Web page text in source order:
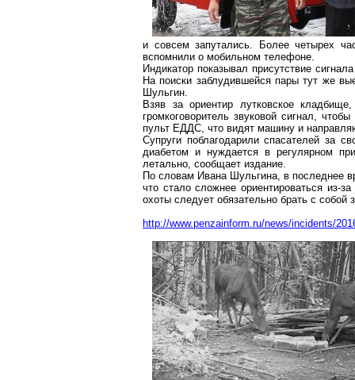
и совсем запутались. Более четырех
вспомнили о мобильном телефоне.
Индикатор показывал присутствие
На поиски заблудившейся пары тут же
Шульгин.
Взяв за ориентир лутковскоекладбище,
громкоговоритель звуковой сигнал,
пульт ЕДДС, что видят машину и
Супруги поблагодарили спасателей за
диабетом и нуждается в регулярном
летально, сообщает издание.
По словам Ивана Шульгина, в последнее
что стало сложнее ориентироваться из-
охоты следует обязательно брать с
http://www.penzainform.ru/news/incidents/